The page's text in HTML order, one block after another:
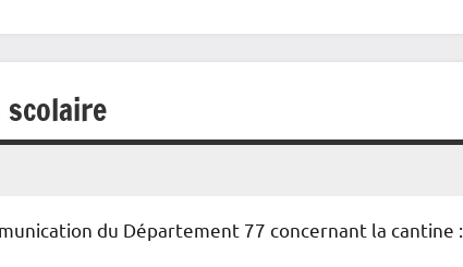
du Département 77 concernant la cantine :